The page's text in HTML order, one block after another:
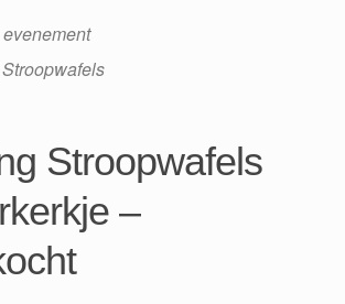
Stroopwafels
–